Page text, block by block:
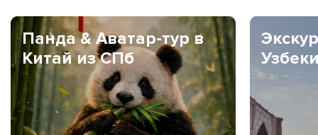
Панда & Аватар-тур в
Китай из СПб